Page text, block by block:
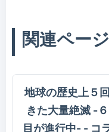
関連ページ
地球の歴史上５
きた大量絶滅 -
目が進行中- - コ